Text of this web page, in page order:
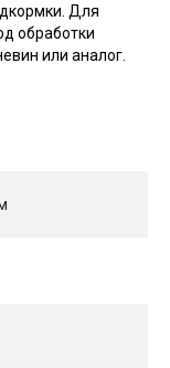
Для
обработки
или аналог.